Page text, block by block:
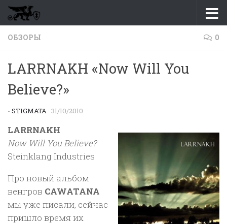
Перейти к содержимому
ОБЗОРЫ 0
LARRNAKH «Now Will You
Believe?»
- STIGMATA · 31/10/2010
LARRNAKH
Now Will You Believe?
Steinklang Industries
Про новый альбом
венгров CAWATANA
мы уже писали, сейчас
пришло время их